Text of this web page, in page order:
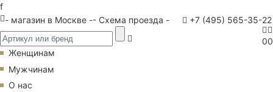
f
- магазин в Москве -- Схема проезда - +7 (495) 565-35-22
00
Женщинам
Мужчинам
О нас